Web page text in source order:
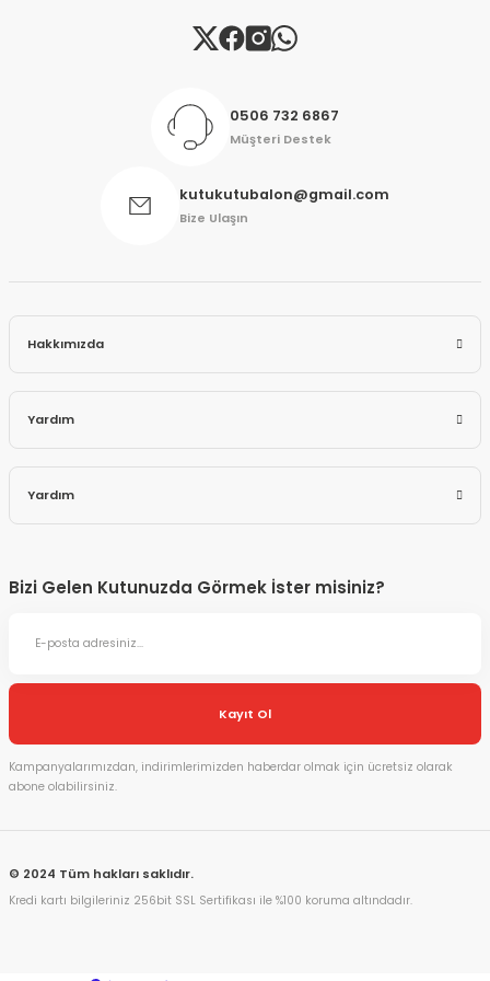
Gönder
0506 732 6867
Müşteri Destek
kutukutubalon@gmail.com
Bize Ulaşın
Hakkımızda
Yardım
Yardım
Bizi Gelen Kutunuzda Görmek İster misiniz?
Kayıt Ol
Kampanyalarımızdan, indirimlerimizden haberdar olmak için ücretsiz olarak
abone olabilirsiniz.
© 2024 Tüm hakları saklıdır.
Kredi kartı bilgileriniz 256bit SSL Sertifikası ile %100 koruma altındadır.